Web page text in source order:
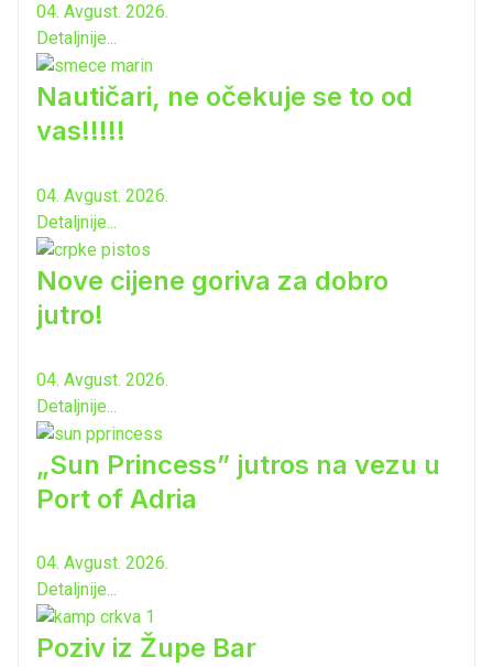
04. Avgust. 2026.
Detaljnije...
Nautičari, ne očekuje se to od
vas!!!!!
04. Avgust. 2026.
Detaljnije...
Nove cijene goriva za dobro
jutro!
04. Avgust. 2026.
Detaljnije...
„Sun Princess” jutros na vezu u
Port of Adria
04. Avgust. 2026.
Detaljnije...
Poziv iz Župe Bar